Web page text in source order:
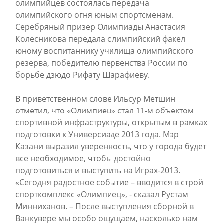
олимпийцев состоялась передача
олимпийского огня юным спортсменам.
Серебряный призер Олимпиады Анастасия
Колесникова передала олимпийский факел
юному воспитаннику училища олимпийского
резерва, победителю первенства России по
борьбе дзюдо Рифату Шарафиеву.
В приветственном слове Ильсур Метшин
отметил, что «Олимпиец» стал 11-м объектом
спортивной инфраструктуры, открытым в рамках
подготовки к Универсиаде 2013 года. Мэр
Казани выразил уверенность, что у города будет
все необходимое, чтобы достойно
подготовиться и выступить на Играх-2013.
«Сегодня радостное событие – вводится в строй
спорткомплекс «Олимпиец», - сказал Рустам
Минниханов. – После выступления сборной в
Ванкувере мы особо ощущаем, насколько нам